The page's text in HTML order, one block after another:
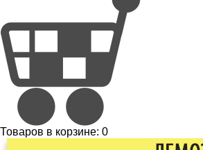
Товаров в корзине: 0